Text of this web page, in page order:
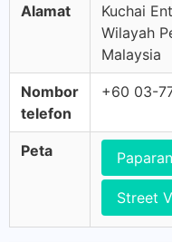
Alamat
Kuchai
Wilayah
Malaysia
Nombor
telefon
+60 03-
Peta
Street